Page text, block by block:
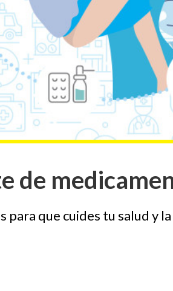
de
que cuides tu salud y